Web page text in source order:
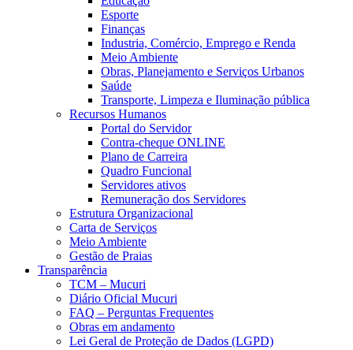
Esporte
Finanças
Industria, Comércio, Emprego e Renda
Meio Ambiente
Obras, Planejamento e Serviços Urbanos
Saúde
Transporte, Limpeza e Iluminação pública
Recursos Humanos
Portal do Servidor
Contra-cheque ONLINE
Plano de Carreira
Quadro Funcional
Servidores ativos
Remuneração dos Servidores
Estrutura Organizacional
Carta de Serviços
Meio Ambiente
Gestão de Praias
Transparência
TCM – Mucuri
Diário Oficial Mucuri
FAQ – Perguntas Frequentes
Obras em andamento
Lei Geral de Proteção de Dados (LGPD)